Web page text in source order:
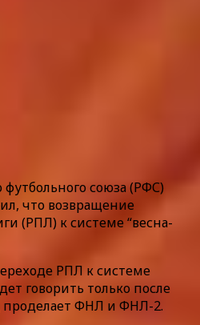
союза (РФС)
что возвращение
(РПЛ) к системе “весна-
РПЛ к системе
говорить только после
проделает ФНЛ и ФНЛ-2.